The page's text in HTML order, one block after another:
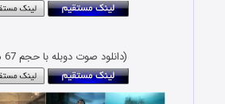
(دانلود صوت دوبله با حجم 67 مگابایت)